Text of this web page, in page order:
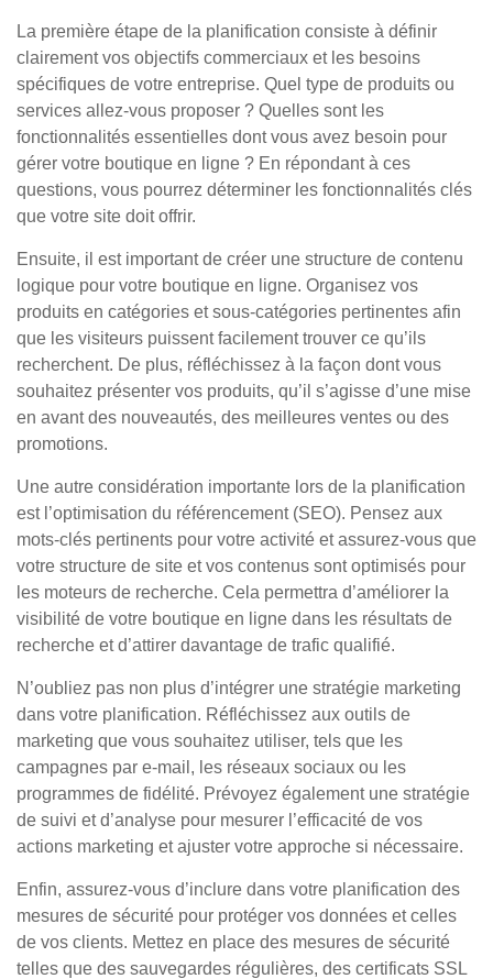
La première étape de la planification consiste à définir
clairement vos objectifs commerciaux et les besoins
spécifiques de votre entreprise. Quel type de produits ou
services allez-vous proposer ? Quelles sont les
fonctionnalités essentielles dont vous avez besoin pour
gérer votre boutique en ligne ? En répondant à ces
questions, vous pourrez déterminer les fonctionnalités clés
que votre site doit offrir.
Ensuite, il est important de créer une structure de contenu
logique pour votre boutique en ligne. Organisez vos
produits en catégories et sous-catégories pertinentes afin
que les visiteurs puissent facilement trouver ce qu’ils
recherchent. De plus, réfléchissez à la façon dont vous
souhaitez présenter vos produits, qu’il s’agisse d’une mise
en avant des nouveautés, des meilleures ventes ou des
promotions.
Une autre considération importante lors de la planification
est l’optimisation du référencement (SEO). Pensez aux
mots-clés pertinents pour votre activité et assurez-vous que
votre structure de site et vos contenus sont optimisés pour
les moteurs de recherche. Cela permettra d’améliorer la
visibilité de votre boutique en ligne dans les résultats de
recherche et d’attirer davantage de trafic qualifié.
N’oubliez pas non plus d’intégrer une stratégie marketing
dans votre planification. Réfléchissez aux outils de
marketing que vous souhaitez utiliser, tels que les
campagnes par e-mail, les réseaux sociaux ou les
programmes de fidélité. Prévoyez également une stratégie
de suivi et d’analyse pour mesurer l’efficacité de vos
actions marketing et ajuster votre approche si nécessaire.
Enfin, assurez-vous d’inclure dans votre planification des
mesures de sécurité pour protéger vos données et celles
de vos clients. Mettez en place des mesures de sécurité
telles que des sauvegardes régulières, des certificats SSL